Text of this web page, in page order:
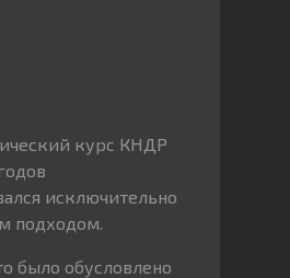
курс КНДР
исключительно
подходом.
было обусловлено